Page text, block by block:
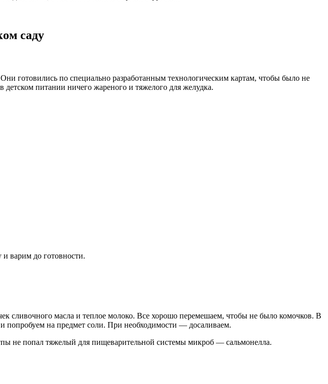
саду
готовились по специально разработанным технологическим картам, чтобы было не
питании ничего жареного и тяжелого для желудка.
варим до готовности.
сливочного масла и теплое молоко. Все хорошо перемешаем, чтобы не было комочков. В
попробуем на предмет соли. При необходимости — досаливаем.
не попал тяжелый для пищеварительной системы микроб — сальмонелла.